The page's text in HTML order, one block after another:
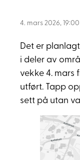
4. mars 2026, 19:00
Det er
i deler av
vekke 4. mars
utført. Tapp
sett på utan